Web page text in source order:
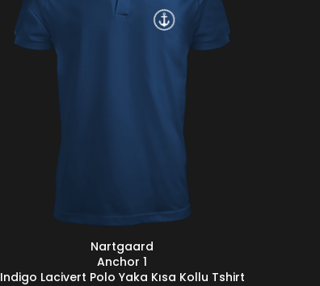
Nartgaard
Anchor 1
Indigo Lacivert Polo Yaka Kısa Kollu Tshirt